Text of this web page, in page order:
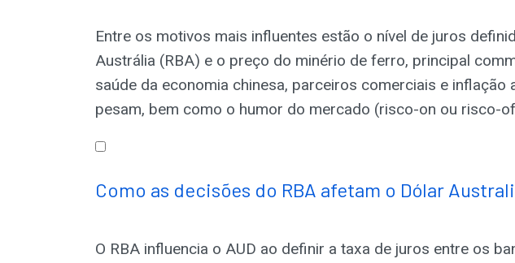
Entre os motivos mais influentes estão o nível de juros
Austrália (RBA) e o preço do minério de ferro, principal
saúde da economia chinesa, parceiros comerciais e inflação
pesam, bem como o humor do mercado (risco-on ou risco-
Como as decisões do RBA afetam o Dólar
O RBA influencia o AUD ao definir a taxa de juros entre os